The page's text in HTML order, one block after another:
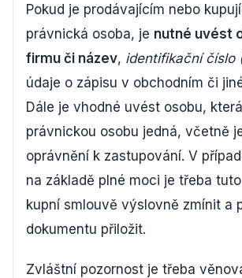
Pokud je prodávajícím nebo
právnická osoba, je nutné uvést
firmu či název, identifikační číslo
údaje o zápisu v obchodním či
Dále je vhodné uvést osobu,
právnickou osobu jedná, včetně
oprávnění k zastupování. V
na základě plné moci je třeba
kupní smlouvě výslovně zmínit a
dokumentu přiložit.
Zvláštní pozornost je třeba